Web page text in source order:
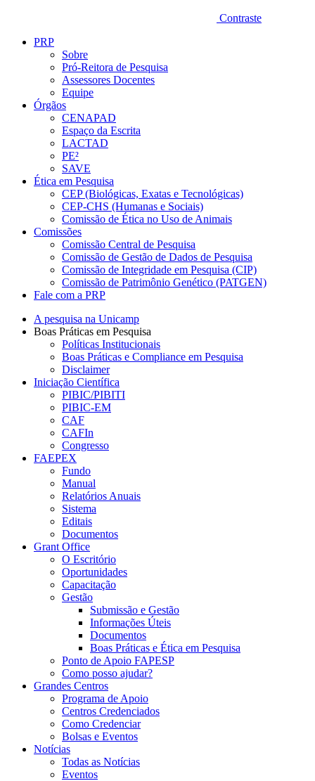
Contraste
PRP
Sobre
Pró-Reitora de Pesquisa
Assessores Docentes
Equipe
Órgãos
CENAPAD
Espaço da Escrita
LACTAD
PE²
SAVE
Ética em Pesquisa
CEP (Biológicas, Exatas e Tecnológicas)
CEP-CHS (Humanas e Sociais)
Comissão de Ética no Uso de Animais
Comissões
Comissão Central de Pesquisa
Comissão de Gestão de Dados de Pesquisa
Comissão de Integridade em Pesquisa (CIP)
Comissão de Patrimônio Genético (PATGEN)
Fale com a PRP
A pesquisa na Unicamp
Boas Práticas em Pesquisa
Políticas Institucionais
Boas Práticas e Compliance em Pesquisa
Disclaimer
Iniciação Científica
PIBIC/PIBITI
PIBIC-EM
CAF
CAFIn
Congresso
FAEPEX
Fundo
Manual
Relatórios Anuais
Sistema
Editais
Documentos
Grant Office
O Escritório
Oportunidades
Capacitação
Gestão
Submissão e Gestão
Informações Úteis
Documentos
Boas Práticas e Ética em Pesquisa
Ponto de Apoio FAPESP
Como posso ajudar?
Grandes Centros
Programa de Apoio
Centros Credenciados
Como Credenciar
Bolsas e Eventos
Notícias
Todas as Notícias
Eventos